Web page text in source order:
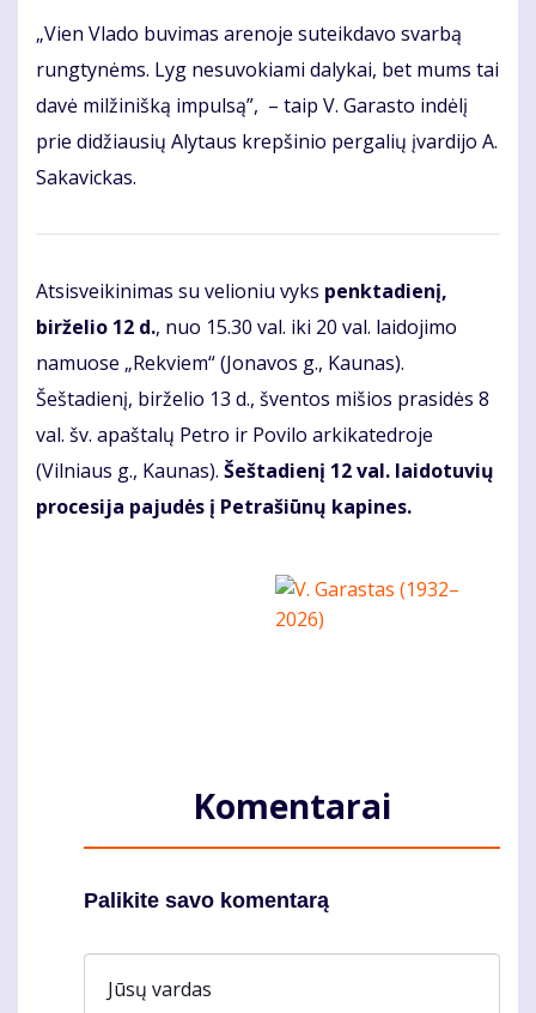
„Vien Vlado buvimas arenoje suteikdavo svarbą
rungtynėms. Lyg nesuvokiami dalykai, bet mums tai
davė milžinišką impulsą”, – taip V. Garasto indėlį
prie didžiausių Alytaus krepšinio pergalių įvardijo A.
Sakavickas.
Atsisveikinimas su velioniu vyks penktadienį,
birželio 12 d., nuo 15.30 val. iki 20 val. laidojimo
namuose „Rekviem“ (Jonavos g., Kaunas).
Šeštadienį, birželio 13 d., šventos mišios prasidės 8
val. šv. apaštalų Petro ir Povilo arkikatedroje
(Vilniaus g., Kaunas). Šeštadienį 12 val. laidotuvių
procesija pajudės į Petrašiūnų kapines.
Komentarai
Palikite savo komentarą
Jūsų vardas